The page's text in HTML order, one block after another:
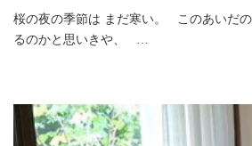
桜の夜の季節は まだ寒い。 このあいだ
るのかと思いきや、 …